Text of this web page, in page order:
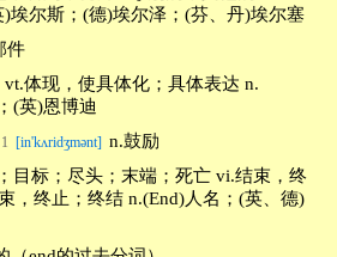
)埃尔斯；(德)埃尔泽；(芬、丹)埃尔塞
件
vt.体现，使具体化；具体表达 n.
(英)恩博迪
1 [in'kʌridʒmənt] n.鼓励
目标；尽头；末端；死亡 vi.结束，终
，终止；终结 n.(End)人名；(英、德)